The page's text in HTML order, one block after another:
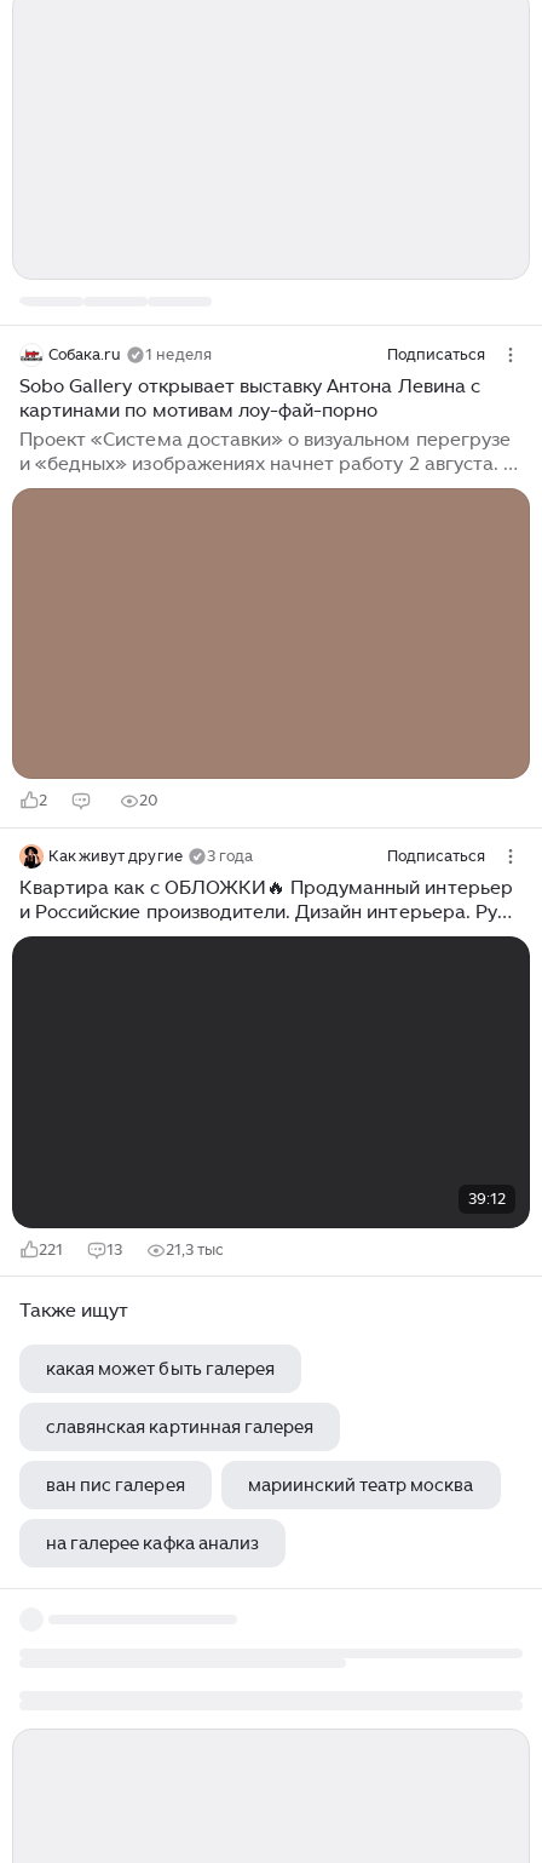
Собака.ru 1 неделя Подписаться
Sobo Gallery открывает выставку Антона Левина с
картинами по мотивам лоу-фай-порно
Проект «Система доставки» о визуальном перегрузе
и «бедных» изображениях начнет работу 2 августа. 2
августа в Sobo Gallery стартует персональная
2 20
Как живут другие 3 года Подписаться
Квартира как с ОБЛОЖКИ🔥 Продуманный интерьер
и Российские производители. Дизайн интерьера. Рум
тур.
39:12
221 13 21,3 тыс
Также ищут
какая может быть галерея
славянская картинная галерея
ван пис галерея мариинский театр москва
на галерее кафка анализ